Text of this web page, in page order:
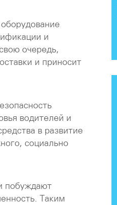
и
очередь,
и приносит
водителей и
в развитие
социально
побуждают
Таким